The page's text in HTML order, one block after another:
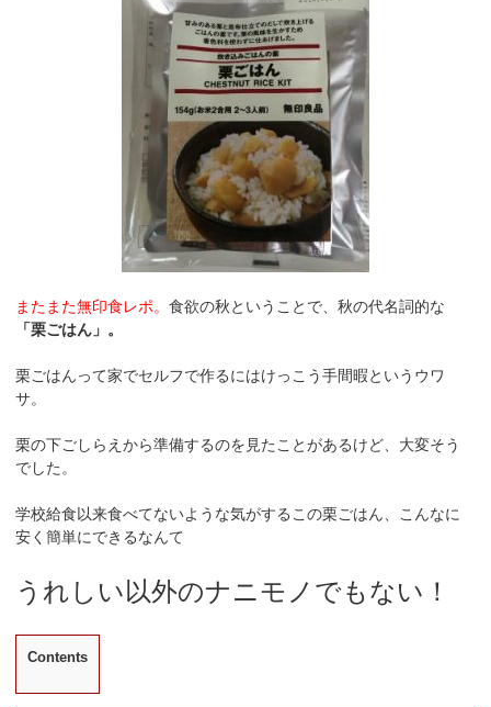
またまた無印食レポ。食欲の秋ということで、秋の代名詞的な
「栗ごはん」。
栗ごはんって家でセルフで作るにはけっこう手間暇というウワ
サ。
栗の下ごしらえから準備するのを見たことがあるけど、大変そう
でした。
学校給食以来食べてないような気がするこの栗ごはん、こんなに
安く簡単にできるなんて
うれしい以外のナニモノでもない！
Contents